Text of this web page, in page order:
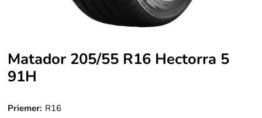
Matador 205/55 R16 Hectorra 5
91H
Priemer: R16